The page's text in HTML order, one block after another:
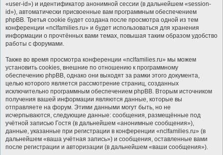
«user-id») и идентификатор анонимной сессии (в дальнейшем «session-
id»), автоматически присвоенные вам программным обеспечением
phpBB. Третья cookie будет создана после просмотра одной из тем
конференции «nclfamilies.ru» и будет использоваться для хранения
информации о прочтённых вами темах, повышая таким образом удобство
работы с форумами.
Также во время просмотра конференции «nclfamilies.ru» мы можем
установить cookies, внешние по отношению к программному
обеспечению phpBB, однако они выходят за рамки этого документа,
целью которого является рассмотрение страниц, созданных
исключительно программным обеспечением phpBB. Вторым источником
получения вашей информации являются данные, которые вы
отправляете на форум. Этими данными могут быть, но не
исчерпываются, следующие данные: сообщения, размещённые под
учётной записью Гостя (в дальнейшем «анонимные сообщения»),
данные, указанные при регистрации в конференции «nclfamilies.ru» (в
дальнейшем «ваша учётная запись») и сообщения, оставленные вами
после регистрации и авторизации (в дальнейшем «ваши сообщения»).